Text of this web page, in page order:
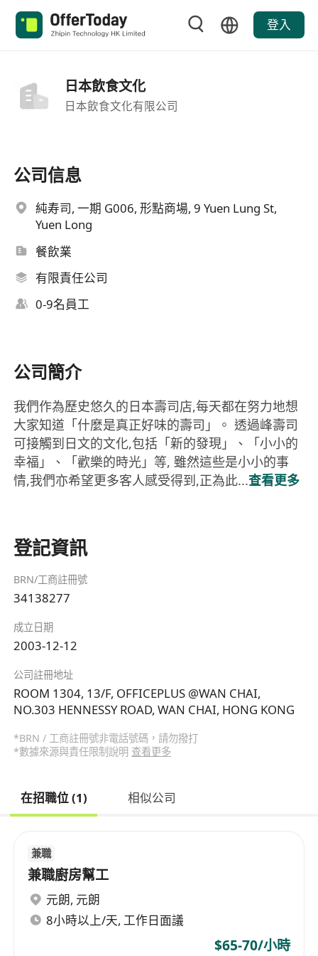
登入
日本飲食文化
日本飲食文化有限公司
公司信息
純寿司, 一期 G006, 形點商場, 9 Yuen Lung St,
Yuen Long
餐飲業
有限責任公司
0-9名員工
公司簡介
我們作為歷史悠久的日本壽司店,每天都在努力地想
大家知道「什麼是真正好味的壽司」。 透過峰壽司
可接觸到日文的文化,包括「新的發現」、「小小的
幸福」、「歡樂的時光」等, 雖然這些是小小的事
情,我們亦希望更多客人感受得到,正為此...查看更多
登記資訊
BRN/工商註冊號
34138277
成立日期
2003-12-12
公司註冊地址
ROOM 1304, 13/F, OFFICEPLUS @WAN CHAI,
NO.303 HENNESSY ROAD, WAN CHAI, HONG KONG
*BRN / 工商註冊號非電話號碼，請勿撥打
*數據來源與責任限制說明 查看更多
在招職位 (1) 相似公司
兼職
兼職廚房幫工
元朗, 元朗
8小時以上/天, 工作日面議
$65-70/小時